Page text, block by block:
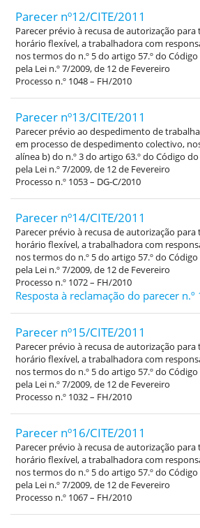
Parecer nº12/CITE/2011
Parecer prévio à recusa de autorização
horário flexível, a trabalhadora com
nos termos do n.º 5 do artigo 57.º do
pela Lei n.º 7/2009, de 12 de Fevereiro
Processo n.º 1048 – FH/2010
Parecer nº13/CITE/2011
Parecer prévio ao despedimento de
em processo de despedimento colectivo,
alínea b) do n.º 3 do artigo 63.º do Código
pela Lei n.º 7/2009, de 12 de Fevereiro
Processo n.º 1053 – DG-C/2010
Parecer nº14/CITE/2011
Parecer prévio à recusa de autorização
horário flexível, a trabalhadora com
nos termos do n.º 5 do artigo 57.º do
pela Lei n.º 7/2009, de 12 de Fevereiro
Processo n.º 1072 – FH/2010
Resposta à reclamação do parecer n.º
Parecer nº15/CITE/2011
Parecer prévio à recusa de autorização
horário flexível, a trabalhadora com
nos termos do n.º 5 do artigo 57.º do
pela Lei n.º 7/2009, de 12 de Fevereiro
Processo n.º 1032 – FH/2010
Parecer nº16/CITE/2011
Parecer prévio à recusa de autorização
horário flexível, a trabalhadora com
nos termos do n.º 5 do artigo 57.º do
pela Lei n.º 7/2009, de 12 de Fevereiro
Processo n.º 1067 – FH/2010